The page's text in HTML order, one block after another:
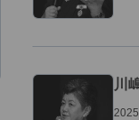
川